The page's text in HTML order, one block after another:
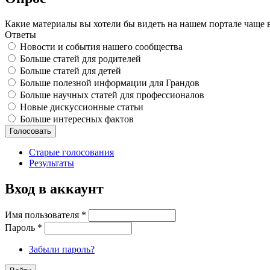
Какие материалы вы хотели бы видеть на нашем портале чаще
Ответы
Новости и события нашего сообщества
Больше статей для родителей
Больше статей для детей
Больше полезной информации для Грандов
Больше научных статей для профессионалов
Новые дискуссионные статьи
Больше интересных фактов
Старые голосования
Результаты
Вход в аккаунт
Имя пользователя *
Пароль *
Забыли пароль?